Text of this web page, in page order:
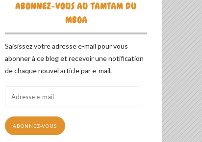
ABONNEZ-VOUS AU TAMTAM DU
MBOA
Saisissez votre adresse e-mail pour vous
abonner à ce blog et recevoir une notification
de chaque nouvel article par e-mail.
mail
ABONNEZ-VOUS